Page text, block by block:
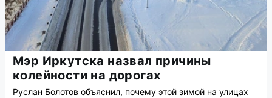
Мэр Иркутска назвал причины
колейности на дорогах
Руслан Болотов объяснил, почему этой зимой на улицах